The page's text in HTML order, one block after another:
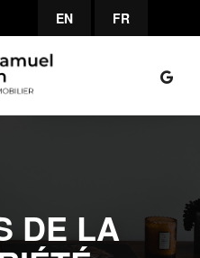
EN FR
DE LA